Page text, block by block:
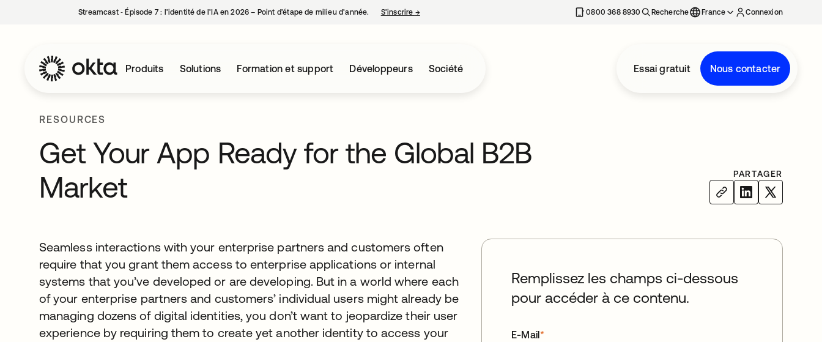
Streamcast ‑ Épisode 7 : l’identité de l’IA en 2026 – Point d’étape de milieu d’année. S’inscrire →s’ouvre dans un nouvel onglet 0800 368 8930 Recherche France Connexion
Produits Solutions Formation et support Développeurs Société Essai gratuit Nous contacter
RESOURCES
Get Your App Ready for the Global B2B
Market
PARTAGER
Seamless interactions with your enterprise partners and customers often
require that you grant them access to enterprise applications or internal
systems that you’ve developed or are developing. But in a world where each
of your enterprise partners and customers’ individual users might already be
managing dozens of digital identities, you don’t want to jeopardize their user
experience by requiring them to create yet another identity to access your
Remplissez les champs ci-dessous
pour accéder à ce contenu.
*
E-Mail